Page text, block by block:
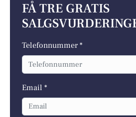
FÅ TRE GRATIS
Telefonnummer *
Email *